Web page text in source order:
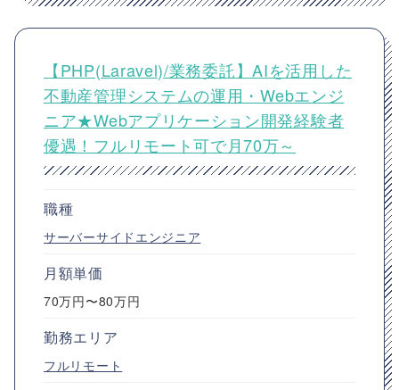
【PHP(Laravel)/業務委託】AIを活用した
不動産管理システムの運用・Webエンジ
ニア★Webアプリケーション開発経験者
優遇！フルリモート可で月70万～
職種
サーバーサイドエンジニア
月額単価
70万円〜80万円
勤務エリア
フルリモート